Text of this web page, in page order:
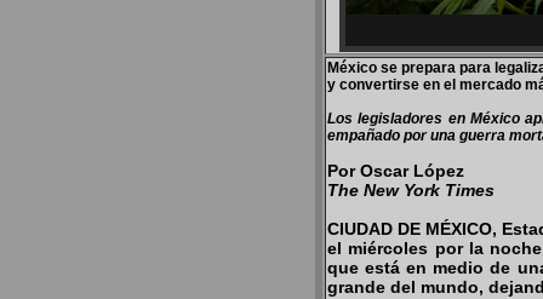
México se prepara para
y convertirse en el mercado
Los legisladores en México
empañado por una guerra
Por Oscar López
The New York Times
CIUDAD DE MÉXICO,
el miércoles por la
que está en medio de
grande del mundo,